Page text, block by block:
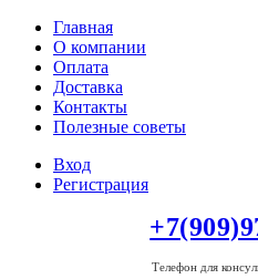
Главная
О компании
Оплата
Доставка
Контакты
Полезные советы
Вход
Регистрация
Телефон для